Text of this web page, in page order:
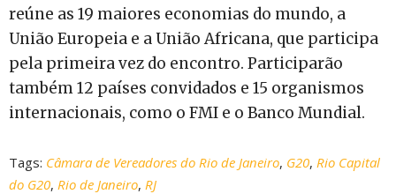
reúne as 19 maiores economias do mundo, a
União Europeia e a União Africana, que participa
pela primeira vez do encontro. Participarão
também 12 países convidados e 15 organismos
internacionais, como o FMI e o Banco Mundial.
Tags: Câmara de Vereadores do Rio de Janeiro, G20, Rio Capital
do G20, Rio de Janeiro, RJ